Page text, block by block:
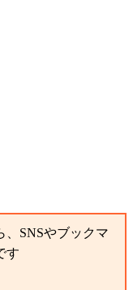
、SNSやブックマ
す